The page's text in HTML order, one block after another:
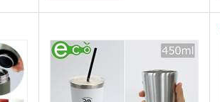
ル1本
ド・
色か
マイクロファイバー素材。端までフルカラ
るコットン素材で実用性抜群。かさ張りに
くい中厚タイプは日常使いに最適です。表
示価格は印刷代込みの格安価格！フルカラ
ーのデザインも1色のデザインも同価格で
ご対応。1枚からの小ロットでご注文いた
だけます。
防犯ブザー・ホイッスル
オリジナル コースター
キッチン 消耗品
ャ
ライト・ランタン